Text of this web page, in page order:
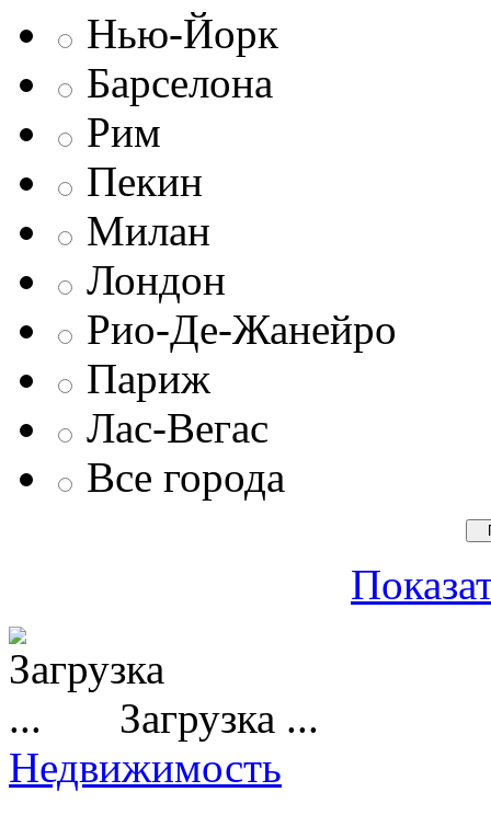
Нью-Йорк
Барселона
Рим
Пекин
Милан
Лондон
Рио-Де-Жанейро
Париж
Лас-Вегас
Все города
Загрузка ...
Недвижимость